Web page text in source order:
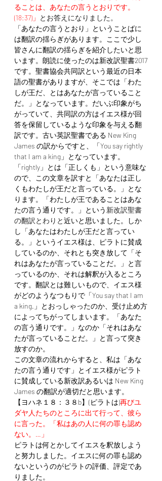
ることは、あなたの言うとおりです。
(18:37)」 とお答えになりました。
「あなたの言うとおり」 ということばに
は翻訳の揺らぎがあります。ここで少し
皆さんに翻訳の揺らぎを紹介したいと思
います。朗読に使ったのは新改訳聖書2017
です。聖書協会共同訳という最近の日本
語の聖書がありますが、そこでは「わた
しが王だ、とはあなたが言っていること
だ。」となっています。だいぶ印象がち
がっていて、共同訳の方はイエス様が回
答を保留しているような印象を与える翻
訳です。古い英訳聖書である New King
James の訳からですと、「You say rightly
that I am a king」となっています。
「rightly」とは「正しくも」という意味な
ので、この文章を訳すと「あなたは正し
くもわたしが王だと言っている。」とな
ります。「わたしが王であることはあな
たの言う通りです。」という 新改訳聖書
の翻訳とわりと近いと思いました。しか
し「あなたはわたしが王だと言ってい
る。」というイエス様は、ピラトに賛成
しているのか、それとも突き放して「そ
れはあなたが言っていることだ。」と言
っているのか、それは解釈が入るところ
です。翻訳とは難しいもので、イエス様
がどのようなつもりで「You say that I am
a king.」とおっしゃったのか、受け止め方
によってちがってしまいます。「あなた
の言う通りです。」なのか「それはあな
たが言っていることだ。」と言って突き
放すのか。
この文章の流れからすると、私は「あな
たの言う通りです」とイエス様がピラト
に賛成している新改訳あるいは New King
James の翻訳が適切だと思います。
【ヨハネ１８：３８b】(ピラトは)再びユ
ダヤ人たちのところに出て行って、彼ら
に言った。「私はあの人に何の罪も認め
ない。…」
ピラトは何とかしてイエスを釈放しよう
と努力しました。イエスに何の罪も認め
ないというのがピラトの評価、評定であ
りました。